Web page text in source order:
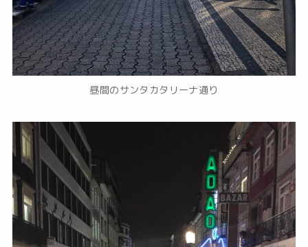
昼間のサンタカタリーナ通り